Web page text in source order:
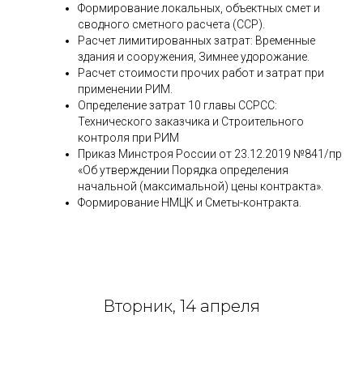
Формирование локальных, объектных смет и
сводного сметного расчета (ССР).
Расчет лимитированных затрат: Временные
здания и сооружения, Зимнее удорожание.
Расчет стоимости прочих работ и затрат при
применении РИМ.
Определение затрат 10 главы ССРСС:
Технического заказчика и Строительного
контроля при РИМ
Приказ Минстроя России от 23.12.2019 №841/пр
«Об утверждении Порядка определения
начальной (максимальной) цены контракта».
Формирование НМЦК и Сметы-контракта.
Вторник, 14 апреля